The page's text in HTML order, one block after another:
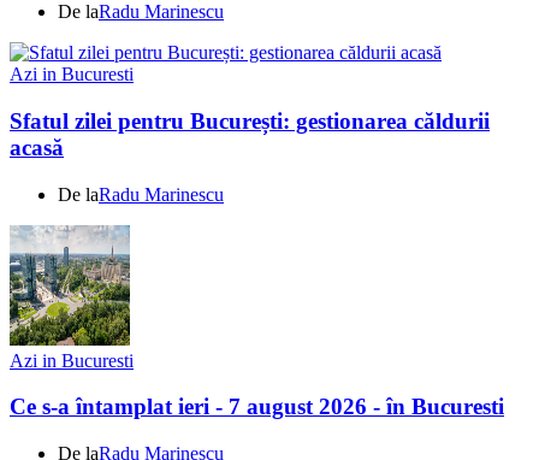
De laRadu Marinescu
Azi in Bucuresti
Sfatul zilei pentru București: gestionarea căldurii
acasă
De laRadu Marinescu
Azi in Bucuresti
Ce s-a întamplat ieri - 7 august 2026 - în Bucuresti
De laRadu Marinescu